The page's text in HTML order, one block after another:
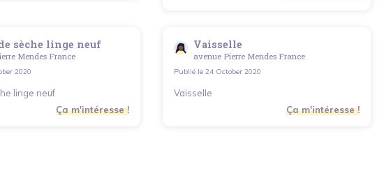
sèche linge neuf
Mendes France
2020
linge neuf
Ça m'intéresse !
Vaisselle
avenue Pierre Mendes France
Publié le 24 October 2020
Vaisselle
Ça m'intéresse !